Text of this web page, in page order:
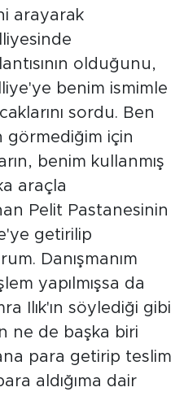
arayarak
olduğunu,
benim ismimle
sordu. Ben
görmediğim için
benim kullanmış
araçla
Pelit Pastanesinin
getirilip
Danışmanım
yapılmışsa da
Ilık'ın söylediği gibi
ne de başka biri
para getirip teslim
aldığıma dair